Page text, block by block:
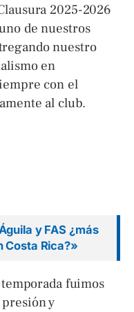
2025-2026
de nuestros
nuestro
en
con el
al club.
y FAS ¿más
Costa Rica?»
fuimos
y